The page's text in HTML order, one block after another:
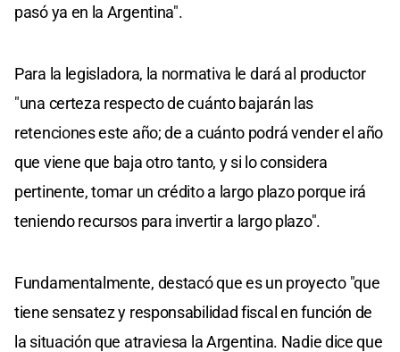
pasó ya en la Argentina".
Para la legisladora, la normativa le dará al productor
"una certeza respecto de cuánto bajarán las
retenciones este año; de a cuánto podrá vender el año
que viene que baja otro tanto, y si lo considera
pertinente, tomar un crédito a largo plazo porque irá
teniendo recursos para invertir a largo plazo".
Fundamentalmente, destacó que es un proyecto "que
tiene sensatez y responsabilidad fiscal en función de
la situación que atraviesa la Argentina. Nadie dice que